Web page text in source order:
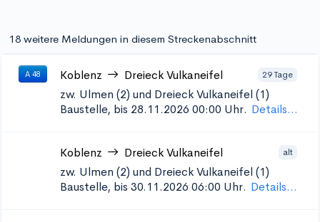
18 weitere Meldungen in diesem Streckenabschnitt
A 48 Koblenz Dreieck Vulkaneifel 29 Tage
zw. Ulmen (2) und Dreieck Vulkaneifel (1)
Baustelle, bis 28.11.2026 00:00 Uhr. Details...
Koblenz Dreieck Vulkaneifel alt
zw. Ulmen (2) und Dreieck Vulkaneifel (1)
Baustelle, bis 30.11.2026 06:00 Uhr. Details...